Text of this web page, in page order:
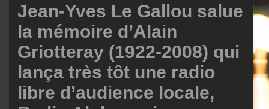
Jean-Yves Le Gallou salue
la mémoire d’Alain
Griotteray (1922-2008) qui
lança très tôt une radio
libre d’audience locale,